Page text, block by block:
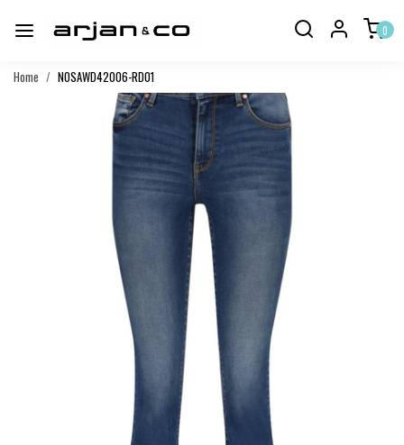
0
Home NOSAWD42006-RD01